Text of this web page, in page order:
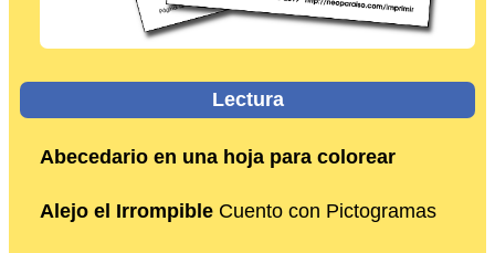
Lectura
Abecedario en una hoja para colorear
Alejo el Irrompible Cuento con Pictogramas